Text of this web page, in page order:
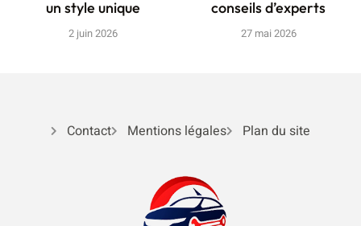
un style unique
2 juin 2026
conseils d’experts
27 mai 2026
Contact Mentions légales Plan du site